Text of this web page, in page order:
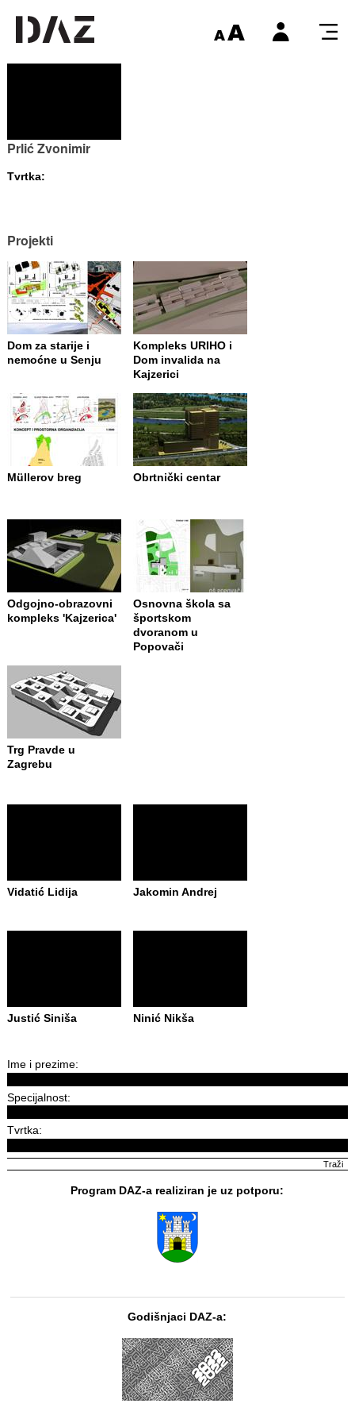
Prlić Zvonimir
Tvrtka:
Projekti
Dom za starije i
nemoćne u Senju
Kompleks URIHO i
Dom invalida na
Kajzerici
Müllerov breg Obrtnički centar
Odgojno-obrazovni
kompleks 'Kajzerica'
Osnovna škola sa
športskom
dvoranom u
Popovači
Trg Pravde u
Zagrebu
Vidatić Lidija Jakomin Andrej
Justić Siniša Ninić Nikša
Ime i prezime:
Specijalnost:
Tvrtka:
Program DAZ-a realiziran je uz potporu:
Godišnjaci DAZ-a: